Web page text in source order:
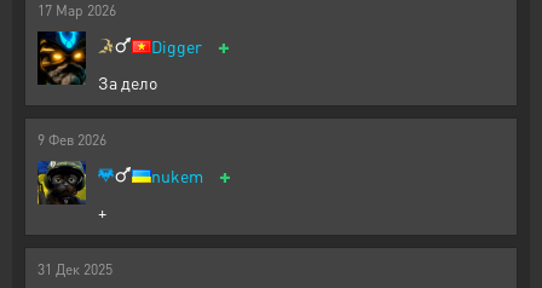
17 Мар 2026
Digger +
За дело
9 Фев 2026
nukem +
+
31 Дек 2025